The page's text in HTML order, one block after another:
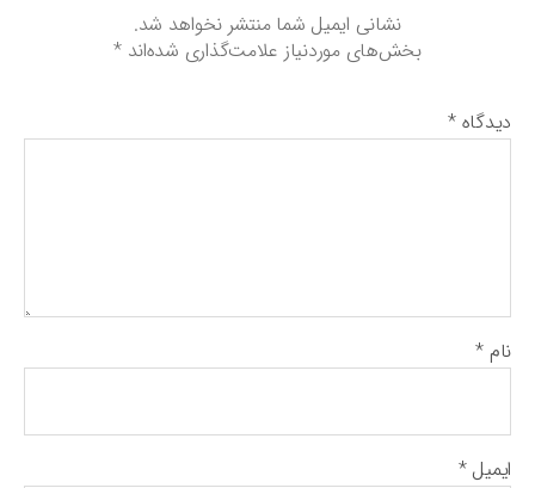
نشانی ایمیل شما منتشر نخواهد شد.
بخش‌های موردنیاز علامت‌گذاری شده‌اند*
دیدگاه*
نام *
ایمیل*